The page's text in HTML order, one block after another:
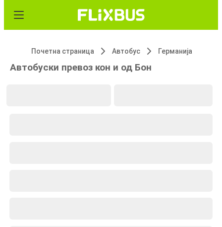
Почетна страница Автобус Германија
Автобуски превоз кон и од Бон